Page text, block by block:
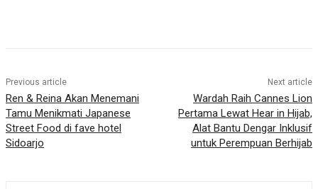
Previous article
Ren & Reina Akan Menemani
Tamu Menikmati Japanese
Street Food di fave hotel
Sidoarjo
Next article
Wardah Raih Cannes Lion
Pertama Lewat Hear in Hijab,
Alat Bantu Dengar Inklusif
untuk Perempuan Berhijab